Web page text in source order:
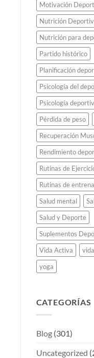
Motivación
Nutrición
Nutrición para
Partido histórico
Planificación
Psicología del
Psicología
Pérdida de peso
Recuperación
Rendimiento
Rutinas de
Rutinas de
Salud mental
Salud y Deporte
Suplementos
Vida Activa
yoga
CATEGORÍAS
Blog(301)
Uncategorized